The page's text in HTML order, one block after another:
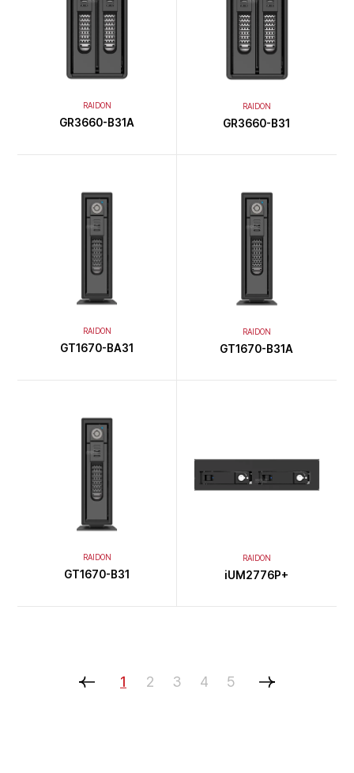
RAIDON
GR3660-B31A
RAIDON
GR3660-B31
RAIDON
GT1670-BA31
RAIDON
GT1670-B31A
RAIDON
GT1670-B31
RAIDON
iUM2776P+
1 2 3 4 5